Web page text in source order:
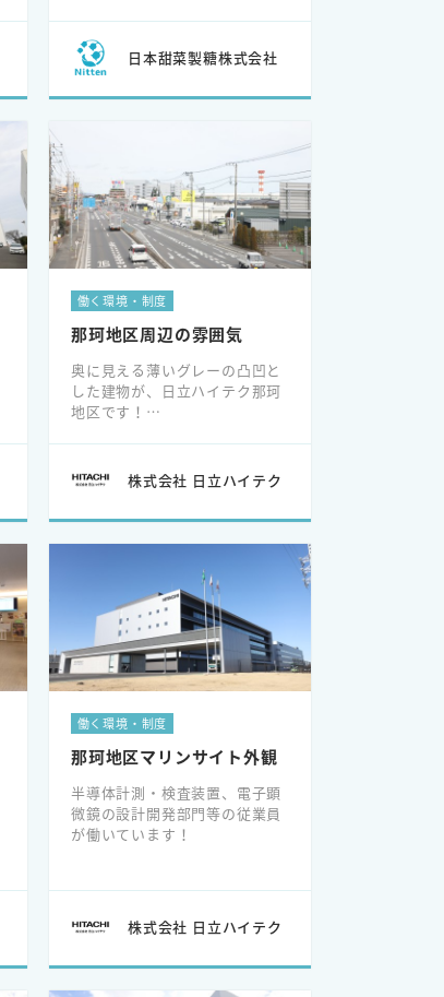
日本甜菜製糖株式会社
働く環境・制度
那珂地区周辺の雰囲気
奥に見える薄いグレーの凸凹と
した建物が、日立ハイテク那珂
地区です！
株式会社 日立ハイテク
働く環境・制度
那珂地区マリンサイト外観
半導体計測・検査装置、電子顕
微鏡の設計開発部門等の従業員
が働いています！
株式会社 日立ハイテク